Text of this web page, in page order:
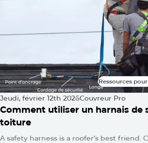
qui s’affaisse.
Ressources
Ressources
Jeudi, février 12th 2026Couvreur Pro
Comment utiliser un harnais de
toiture
A safety harness is a roofer’s best friend.